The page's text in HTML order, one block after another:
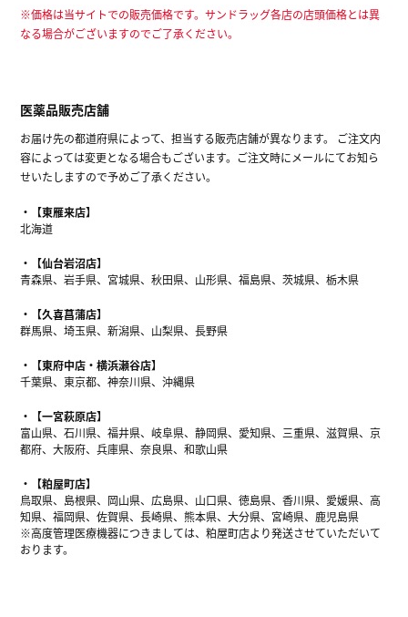
※価格は当サイトでの販売価格です。サンドラッグ各店の店頭価格とは異
なる場合がございますのでご了承ください。
医薬品販売店舗
お届け先の都道府県によって、担当する販売店舗が異なります。 ご注文内
容によっては変更となる場合もございます。ご注文時にメールにてお知ら
せいたしますので予めご了承ください。
【東雁来店】
北海道
【仙台岩沼店】
青森県、岩手県、宮城県、秋田県、山形県、福島県、茨城県、栃木県
【久喜菖蒲店】
群馬県、埼玉県、新潟県、山梨県、長野県
【東府中店・横浜瀬谷店】
千葉県、東京都、神奈川県、沖縄県
【一宮萩原店】
富山県、石川県、福井県、岐阜県、静岡県、愛知県、三重県、滋賀県、京
都府、大阪府、兵庫県、奈良県、和歌山県
【粕屋町店】
鳥取県、島根県、岡山県、広島県、山口県、徳島県、香川県、愛媛県、高
知県、福岡県、佐賀県、長崎県、熊本県、大分県、宮崎県、鹿児島県
※高度管理医療機器につきましては、粕屋町店より発送させていただいて
おります。